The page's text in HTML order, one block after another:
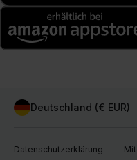
Deutschland (€ EUR)
Datenschutzerklärung